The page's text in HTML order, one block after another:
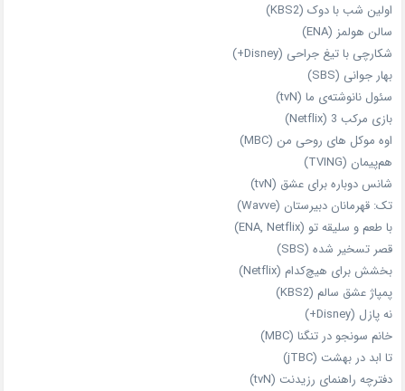
اولین شب با دوک (KBS2)
سالن هولمز (ENA)
شکارچی با تیغ جراحی (Disney+)
بهار جوانی (SBS)
سئول نانوشته‌ی ما (tvN)
بازی مرکب 3 (Netflix)
اوه موکل های روحی من (MBC)
هم‌پیمان (TVING)
شانس دوباره برای عشق (tvN)
تک: قهرمانان دبیرستان (Wavve)
با طعم و سلیقه تو (ENA, Netflix)
قصر تسخیر شده (SBS)
بخشش برای هیچ‌کدام (Netflix)
پمپاژ عشق سالم (KBS2)
نه پازل (Disney+)
خانم سونجو در تنگنا (MBC)
تا ابد در بهشت (jTBC)
دفترچه راهنمای رزیدنت (tvN)